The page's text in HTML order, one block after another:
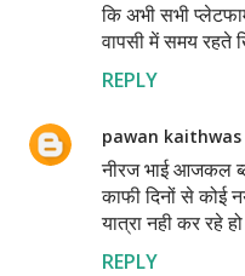
कि अभी सभी
वापसी में समय
REPLY
pawan kaithwas
नीरज भाई आजकल
काफी दिनों से कोई
यात्रा नही कर रहे
REPLY